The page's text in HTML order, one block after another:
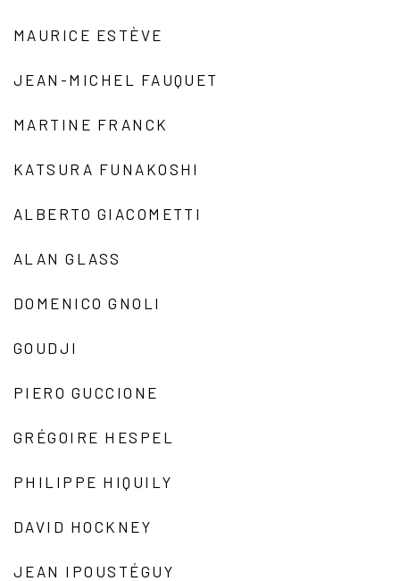
MAURICE ESTÈVE
JEAN-MICHEL FAUQUET
MARTINE FRANCK
KATSURA FUNAKOSHI
ALBERTO GIACOMETTI
ALAN GLASS
DOMENICO GNOLI
GOUDJI
PIERO GUCCIONE
GRÉGOIRE HESPEL
PHILIPPE HIQUILY
DAVID HOCKNEY
JEAN IPOUSTÉGUY